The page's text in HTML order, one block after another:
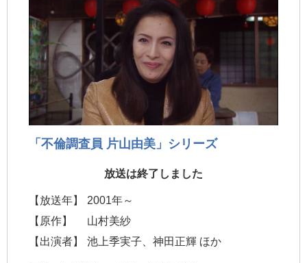
「不倫調査員 片山由美」シリーズ
放送は終了しました
【放送年】
2001年～
【原作】
山村美紗
【出演者】
池上季実子、神田正輝 ほか